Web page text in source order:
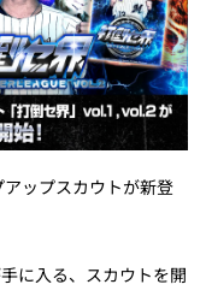
ップスカウトが新登
に入る、スカウトを開